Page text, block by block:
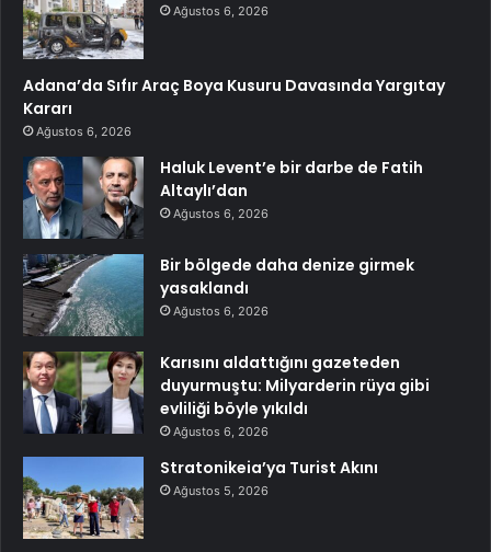
Ağustos 6, 2026
Adana’da Sıfır Araç Boya Kusuru Davasında Yargıtay
Kararı
Ağustos 6, 2026
Haluk Levent’e bir darbe de Fatih
Altaylı’dan
Ağustos 6, 2026
Bir bölgede daha denize girmek
yasaklandı
Ağustos 6, 2026
Karısını aldattığını gazeteden
duyurmuştu: Milyarderin rüya gibi
evliliği böyle yıkıldı
Ağustos 6, 2026
Stratonikeia’ya Turist Akını
Ağustos 5, 2026